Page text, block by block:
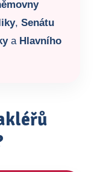
, Senátu
a Hlavního